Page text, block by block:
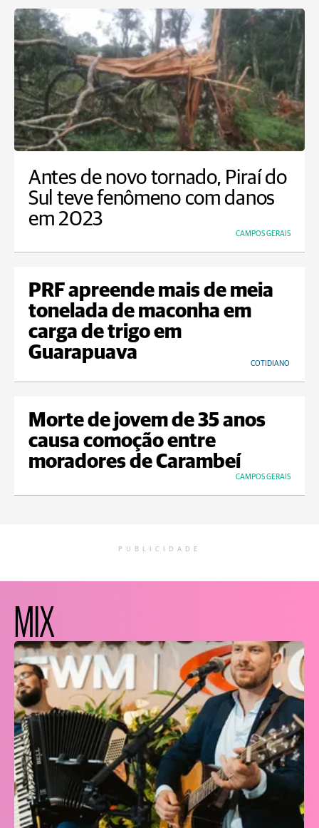
Antes de novo tornado, Piraí do
Sul teve fenômeno com danos
em 2023
CAMPOS GERAIS
PRF apreende mais de meia
tonelada de maconha em
carga de trigo em
Guarapuava
COTIDIANO
Morte de jovem de 35 anos
causa comoção entre
moradores de Carambeí
CAMPOS GERAIS
PUBLICIDADE
MIX